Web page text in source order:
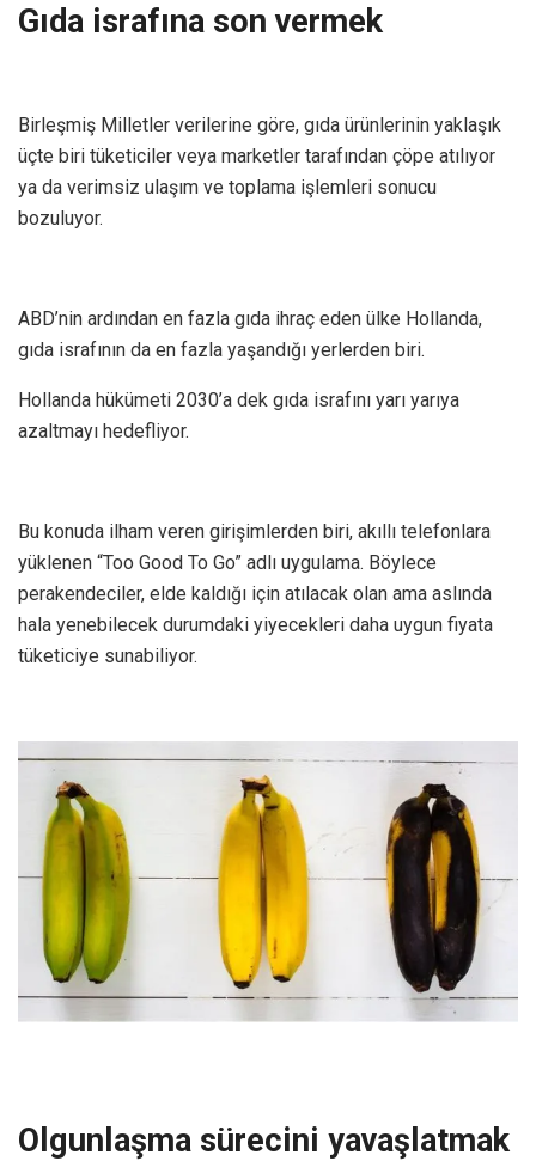
Gıda israfına son vermek
Birleşmiş Milletler verilerine göre, gıda ürünlerinin yaklaşık
üçte biri tüketiciler veya marketler tarafından çöpe atılıyor
ya da verimsiz ulaşım ve toplama işlemleri sonucu
bozuluyor.
ABD’nin ardından en fazla gıda ihraç eden ülke Hollanda,
gıda israfının da en fazla yaşandığı yerlerden biri.
Hollanda hükümeti 2030’a dek gıda israfını yarı yarıya
azaltmayı hedefliyor.
Bu konuda ilham veren girişimlerden biri, akıllı telefonlara
yüklenen “Too Good To Go” adlı uygulama. Böylece
perakendeciler, elde kaldığı için atılacak olan ama aslında
hala yenebilecek durumdaki yiyecekleri daha uygun fiyata
tüketiciye sunabiliyor.
Olgunlaşma sürecini yavaşlatmak